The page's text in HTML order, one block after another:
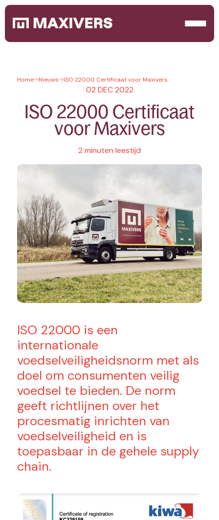
Home Nieuws ISO 22000 Certificaat voor Maxivers
02 DEC 2022
ISO 22000 Certificaat
voor Maxivers
2 minuten leestijd
ISO 22000 is een
internationale
voedselveiligheidsnorm met als
doel om consumenten veilig
voedsel te bieden. De norm
geeft richtlijnen over het
procesmatig inrichten van
voedselveiligheid en is
toepasbaar in de gehele supply
chain.